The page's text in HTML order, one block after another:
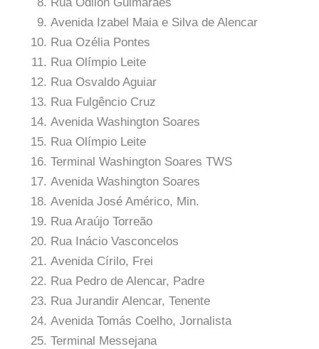
Avenida Izabel Maia e Silva de Alencar
Rua Ozélia Pontes
Rua Olímpio Leite
Rua Osvaldo Aguiar
Rua Fulgêncio Cruz
Avenida Washington Soares
Rua Olímpio Leite
Terminal Washington Soares TWS
Avenida Washington Soares
Avenida José Américo, Min.
Rua Araújo Torreão
Rua Inácio Vasconcelos
Avenida Círilo, Frei
Rua Pedro de Alencar, Padre
Rua Jurandir Alencar, Tenente
Avenida Tomás Coelho, Jornalista
Terminal Messejana